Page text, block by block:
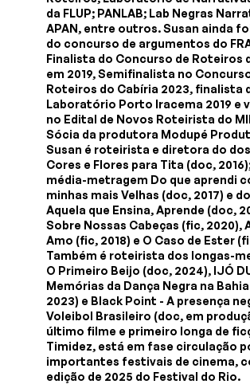
da FLUP; PANLAB; Lab Negras
APAN, entre outros. Susan ainda
do concurso de argumentos do
Finalista do Concurso de Roteiros
em 2019, Semifinalista no
Roteiros do Cabíria 2023, finalista
Laboratório Porto Iracema 2019 e
no Edital de Novos Roteirista do
Sócia da produtora Modupé
Susan é roteirista e diretora do
Cores e Flores para Tita (doc,
média-metragem Do que aprendi
minhas mais Velhas (doc, 2017) e
Aquela que Ensina, Aprende (doc,
Sobre Nossas Cabeças (fic, 2020),
Amo (fic, 2018) e O Caso de Ester
Também é roteirista dos longas-
O Primeiro Beijo (doc, 2024), IJÓ
Memórias da Dança Negra na
2023) e Black Point - A presença
Voleibol Brasileiro (doc, em
último filme e primeiro longa de
Timidez, está em fase circulação
importantes festivais de cinema,
edição de 2025 do Festival do Rio.